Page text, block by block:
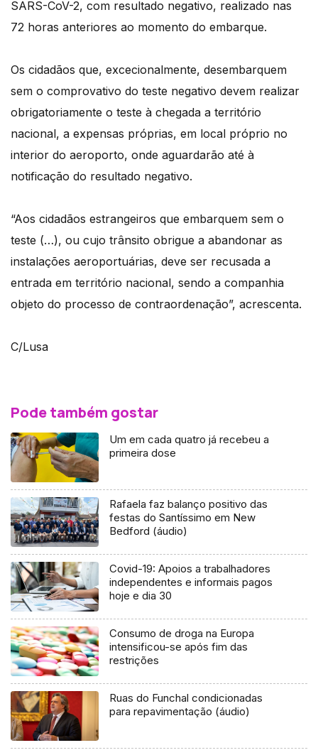
SARS-CoV-2, com resultado negativo, realizado nas
72 horas anteriores ao momento do embarque.
Os cidadãos que, excecionalmente, desembarquem
sem o comprovativo do teste negativo devem realizar
obrigatoriamente o teste à chegada a território
nacional, a expensas próprias, em local próprio no
interior do aeroporto, onde aguardarão até à
notificação do resultado negativo.
“Aos cidadãos estrangeiros que embarquem sem o
teste (…), ou cujo trânsito obrigue a abandonar as
instalações aeroportuárias, deve ser recusada a
entrada em território nacional, sendo a companhia
objeto do processo de contraordenação”, acrescenta.
C/Lusa
Pode também gostar
Um em cada quatro já recebeu a
primeira dose
Rafaela faz balanço positivo das
festas do Santíssimo em New
Bedford (áudio)
Covid-19: Apoios a trabalhadores
independentes e informais pagos
hoje e dia 30
Consumo de droga na Europa
intensificou-se após fim das
restrições
Ruas do Funchal condicionadas
para repavimentação (áudio)